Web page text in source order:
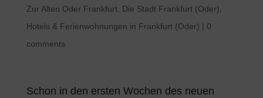
Zur Alten Oder Frankfurt, Die Stadt Frankfurt (Oder),
Hotels & Ferienwohnungen in Frankfurt (Oder) | 0
comments
Schon in den ersten Wochen des neuen